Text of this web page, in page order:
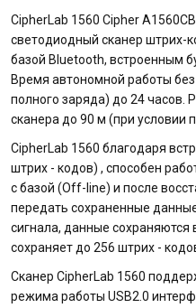
CipherLab 1560 Cipher
светодиодный сканер штрих-
базой Bluetooth, встроенным
Время автономной работы
полного заряда) до 24 часов.
сканера до 90 м (при условии
CipherLab 1560 благодаря
штрих - кодов) , способен
с базой (Off-line) и после
передать сохраненные
сигнала, данные
сохраняет до 256 штрих -
Сканер CipherLab 1560
режима работы USB2.0